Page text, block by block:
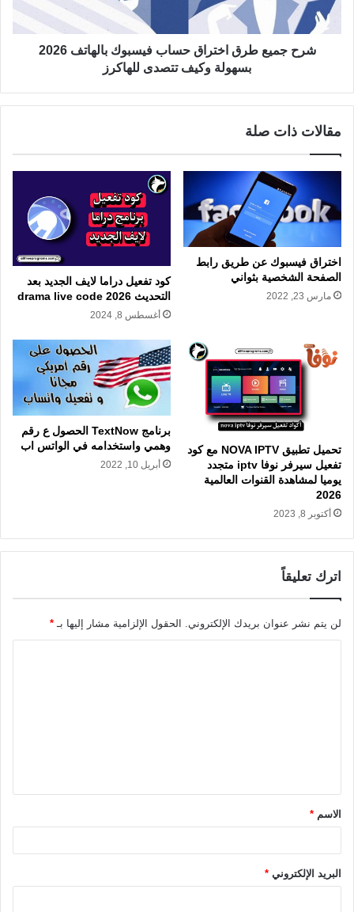
شرح جميع طرق اختراق حساب فيسبوك بالهاتف 2026
بسهولة وكيف تتصدى للهاكرز
مقالات ذات صلة
اختراق فيسبوك عن طريق رابط
الصفحة الشخصية بثواني
مارس 23, 2022
كود تفعيل دراما لايف الجديد بعد
التحديث 2026 drama live code
أغسطس 8, 2024
تحميل تطبيق NOVA IPTV مع كود
تفعيل سيرفر نوفا iptv متجدد
يوميا لمشاهدة القنوات العالمية
2026
أكتوبر 8, 2023
برنامج TextNow الحصول ع رقم
وهمي واستخدامه في الواتس اب
أبريل 10, 2022
اترك تعليقاً
لن يتم نشر عنوان بريدك الإلكتروني. الحقول الإلزامية مشار إليها بـ *
ق
*الاسم *
البريد الإلكتروني *